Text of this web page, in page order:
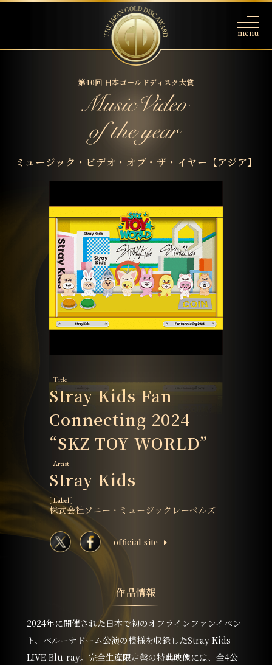
第40回 日本ゴールドディスク大賞
ミュージック・ビデオ・オブ・ザ・イヤー【アジア】
[ Title ]
Stray Kids Fan
Connecting 2024
“SKZ TOY WORLD”
[ Artist ]
Stray Kids
[ Label ]
株式会社ソニー・ミュージックレーベルズ
ofﬁcial site
作品情報
2024年に開催された日本で初のオフラインファンイベン
ト、ベルーナドーム公演の模様を収録したStray Kids
LIVE Blu-ray。完全生産限定盤の特典映像には、全4公